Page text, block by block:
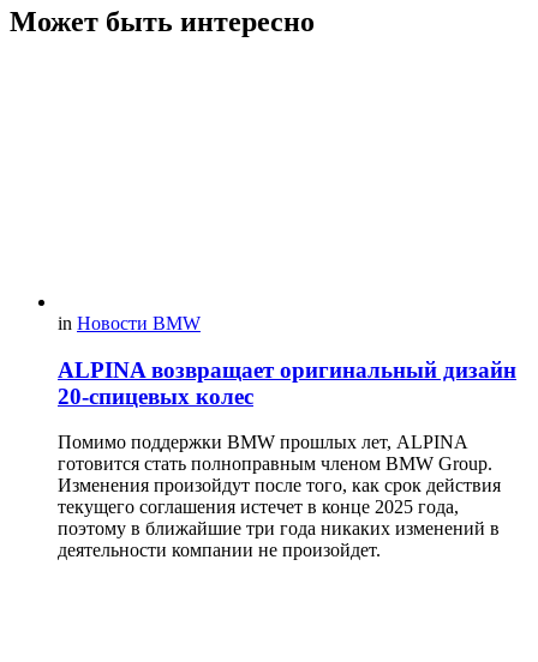
Может быть интересно
in Новости BMW
ALPINA возвращает оригинальный дизайн
20-спицевых колес
Помимо поддержки BMW прошлых лет, ALPINA
готовится стать полноправным членом BMW Group.
Изменения произойдут после того, как срок действия
текущего соглашения истечет в конце 2025 года,
поэтому в ближайшие три года никаких изменений в
деятельности компании не произойдет.